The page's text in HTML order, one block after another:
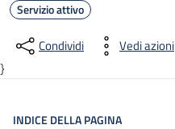
Servizio attivo
Condividi Vedi azioni
}
INDICE DELLA PAGINA